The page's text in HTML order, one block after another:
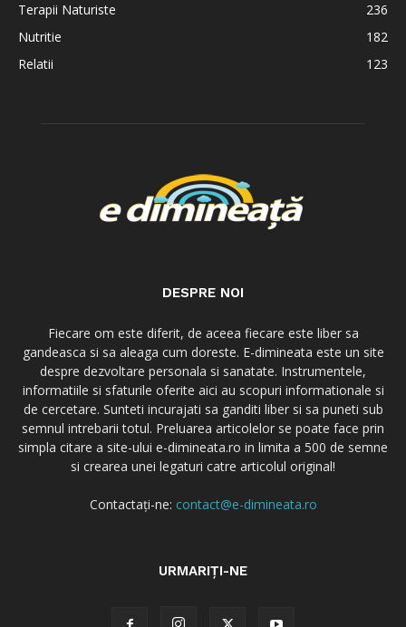
Terapii Naturiste
236
Nutritie
182
Relatii
123
DESPRE NOI
Fiecare om este diferit, de aceea fiecare este liber sa
gandeasca si sa aleaga cum doreste. E-dimineata este un site
despre dezvoltare personala si sanatate. Instrumentele,
informatiile si sfaturile oferite aici au scopuri informationale si
de cercetare. Sunteti incurajati sa ganditi liber si sa puneti sub
semnul intrebarii totul. Preluarea articolelor se poate face prin
simpla citare a site-ului e-dimineata.ro in limita a 500 de semne
si crearea unei legaturi catre articolul original!
Contactați-ne: contact@e-dimineata.ro
URMARIȚI-NE